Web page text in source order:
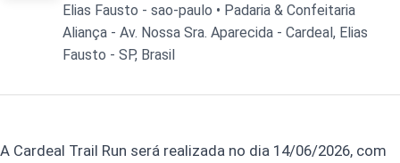
Elias Fausto - sao-paulo • Padaria & Confeitaria
Aliança - Av. Nossa Sra. Aparecida - Cardeal, Elias
Fausto - SP, Brasil
A Cardeal Trail Run será realizada no dia 14/06/2026, com